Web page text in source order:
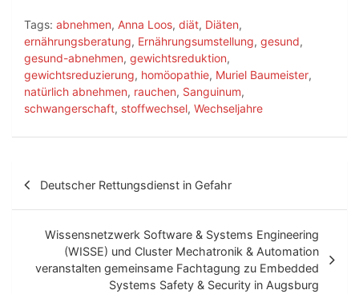
Tags: abnehmen, Anna Loos, diät, Diäten,
ernährungsberatung, Ernährungsumstellung, gesund,
gesund-abnehmen, gewichtsreduktion,
gewichtsreduzierung, homöopathie, Muriel Baumeister,
natürlich abnehmen, rauchen, Sanguinum,
schwangerschaft, stoffwechsel, Wechseljahre
Deutscher Rettungsdienst in Gefahr
Wissensnetzwerk Software & Systems Engineering
(WISSE) und Cluster Mechatronik & Automation
veranstalten gemeinsame Fachtagung zu Embedded
Systems Safety & Security in Augsburg